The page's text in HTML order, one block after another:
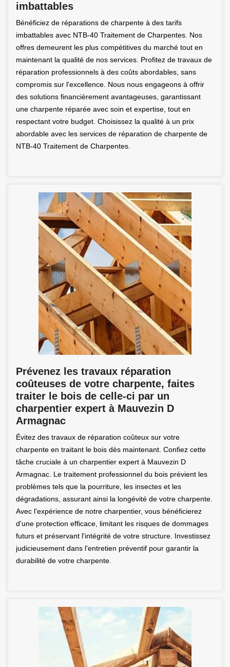
imbattables
Bénéficiez de réparations de charpente à des tarifs
imbattables avec NTB-40 Traitement de Charpentes. Nos
offres demeurent les plus compétitives du marché tout en
maintenant la qualité de nos services. Profitez de travaux de
réparation professionnels à des coûts abordables, sans
compromis sur l'excellence. Nous nous engageons à offrir
des solutions financièrement avantageuses, garantissant
une charpente réparée avec soin et expertise, tout en
respectant votre budget. Choisissez la qualité à un prix
abordable avec les services de réparation de charpente de
NTB-40 Traitement de Charpentes.
Prévenez les travaux réparation
coûteuses de votre charpente, faites
traiter le bois de celle-ci par un
charpentier expert à Mauvezin D
Armagnac
Évitez des travaux de réparation coûteux sur votre
charpente en traitant le bois dès maintenant. Confiez cette
tâche cruciale à un charpentier expert à Mauvezin D
Armagnac. Le traitement professionnel du bois prévient les
problèmes tels que la pourriture, les insectes et les
dégradations, assurant ainsi la longévité de votre charpente.
Avec l'expérience de notre charpentier, vous bénéficierez
d'une protection efficace, limitant les risques de dommages
futurs et préservant l'intégrité de votre structure. Investissez
judicieusement dans l'entretien préventif pour garantir la
durabilité de votre charpente.